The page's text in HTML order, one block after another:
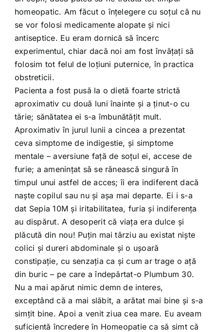
homeopatic. Am făcut o înţelegere cu soţul că nu
se vor folosi medicamente alopate şi nici
antiseptice. Eu eram dornică să încerc
experimentul, chiar dacă noi am fost învăţaţi să
folosim tot felul de loţiuni puternice, în practica
obstreticii.
Pacienta a fost pusă la o dietă foarte strictă
aproximativ cu două luni înainte şi a ţinut-o cu
tărie; sănătatea ei s-a îmbunătăţit mult.
Aproximativ în jurul lunii a cincea a prezentat
ceva simptome de indigestie, şi simptome
mentale – aversiune faţă de soţul ei, accese de
furie; a ameninţat să se rănească singură în
timpul unui astfel de acces; îi era indiferent dacă
naşte copilul sau nu şi aşa mai departe. Ei i s-a
dat Sepia 10M şi iritabilitatea, furia şi indiferenţa
au dispărut. A desoperit că viaţa era dulce şi
plăcută din nou! Puţin mai târziu au existat nişte
colici şi dureri abdominale şi o uşoară
constipaţie, cu senzaţia ca şi cum ar trage o aţă
din buric – pe care a îndepărtat-o Plumbum 30.
Nu a mai apărut nimic demn de interes,
exceptând că a mai slăbit, a arătat mai bine şi s-a
simţit bine. Apoi a venit ziua cea mare. Eu aveam
suficientă încredere în Homeopatie ca să simt că